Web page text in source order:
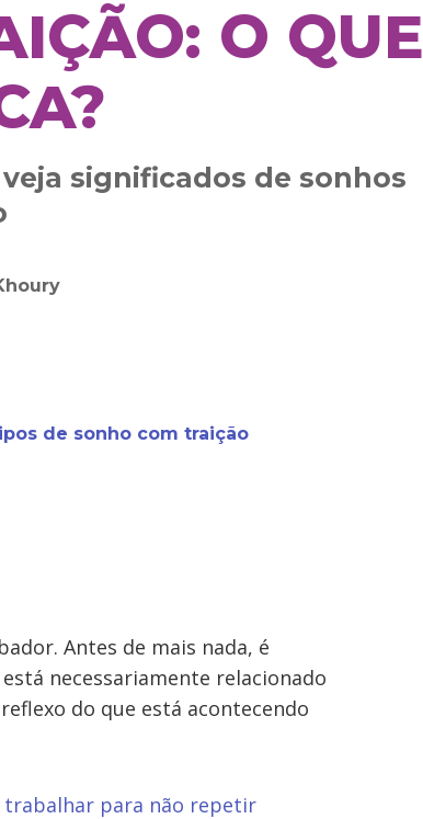
O QUE
significados de sonhos
de sonho com traição
Antes de mais nada, é
está necessariamente relacionado
do que está acontecendo
trabalhar para não repetir